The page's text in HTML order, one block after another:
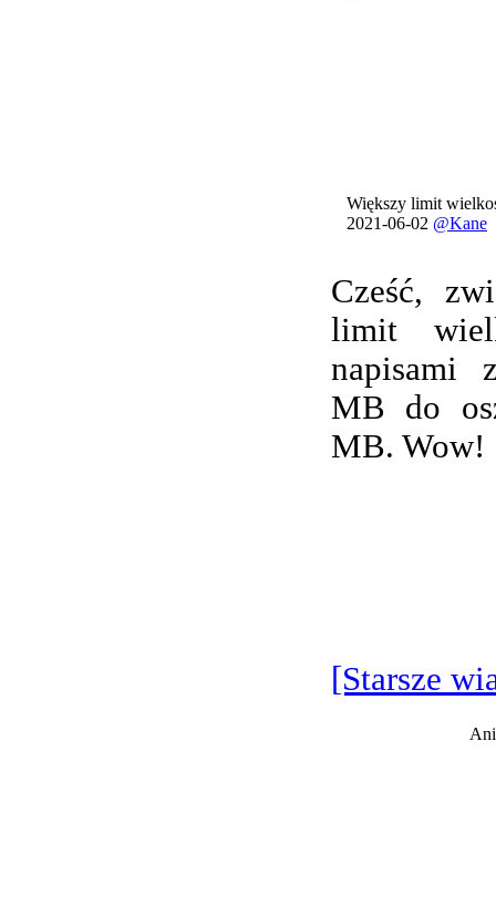
Większy limit
2021-06-02 @Kane
Cześć,
limit
napisami
MB do
MB. Wow!
[Starsze